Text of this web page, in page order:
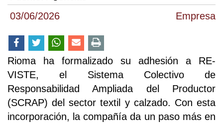
03/06/2026 Empresa
Rioma ha formalizado su adhesión a RE-
VISTE, el Sistema Colectivo de
Responsabilidad Ampliada del Productor
(SCRAP) del sector textil y calzado. Con esta
incorporación, la compañía da un paso más en